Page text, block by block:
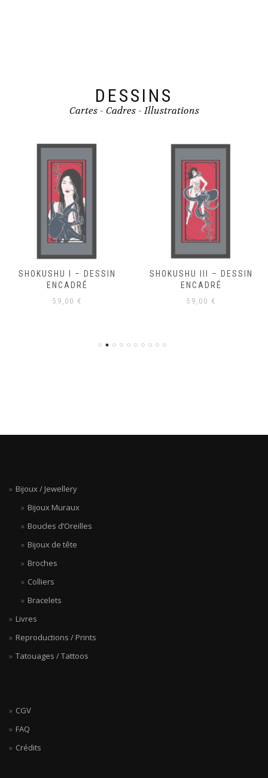
DESSINS
Cartes - Cadres - Illustrations
SHOKUSHU I – DESSIN
ENCADRÉ
59,00 €
SHOKUSHU III – DESSIN
ENCADRÉ
59,00 €
Bijoux / Jewellery
Bijoux Muraux
Boucles d’Oreilles
Bijoux de tête
Broches
Colliers
Bracelets
Livres
Reproductions / Prints
Tatouages / Tattoos
CGV
FAQ
Crédits